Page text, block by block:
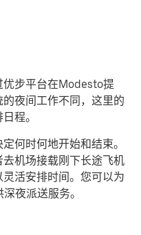
步平台在Modesto提
夜间工作不同，这里的
程。
何时何地开始和结束。
机场接载刚下长途飞机
活安排时间。您可以为
夜派送服务。